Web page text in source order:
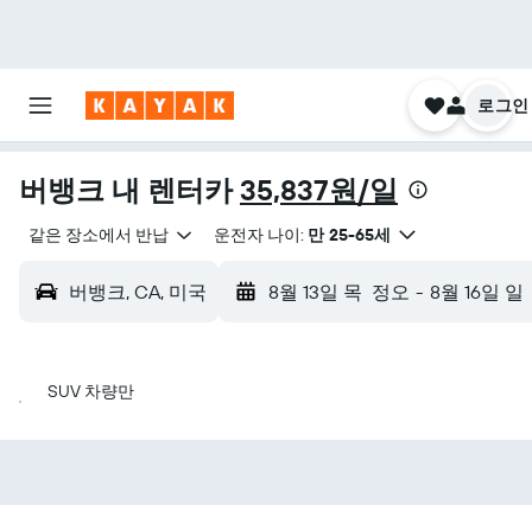
로그인
버뱅크 내 렌터카35,837원/일
같은 장소에서 반납 운전자 나이: 만 25-65세
버뱅크, CA, 미국 8월 13일 목 정오 - 8월 16일 일
SUV 차량만